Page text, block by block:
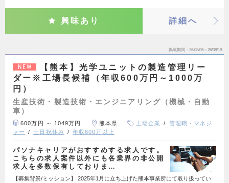
興味あり 詳細へ
掲載期間 26/08/06～26/08/19
NEW
【熊本】光学ユニットの製造管理リー
ダー※工場長候補（年収600万円～1000万
円）
生産技術・製造技術・エンジニアリング（機械・自動
車）
600万円 ～ 1049万円 熊本県 上場企業
管理職・マネジ
ャー
土日祝休み 年収600万以上
パソナキャリアがおすすめする求人です。
こちらの求人案件以外にも各業界の非公開
求人を多数保有しておりま…
【募集背景/ミッション】 2025年1月に立ち上げた熊本事業所にて取り扱ってい